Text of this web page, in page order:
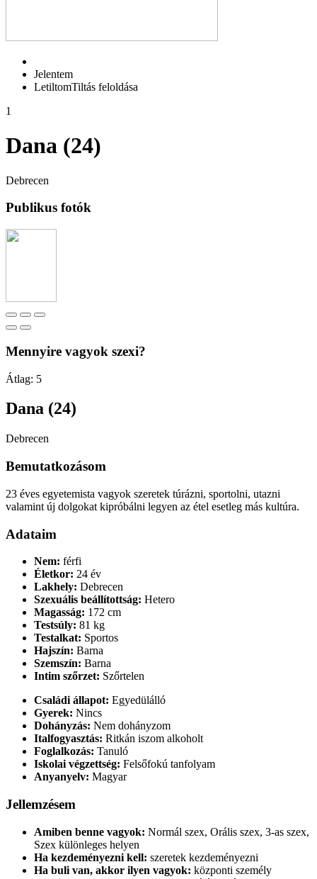
Jelentem
LetiltomTiltás feloldása
1
Dana (24)
Debrecen
Publikus fotók
Mennyire vagyok szexi?
Átlag: 5
Dana (24)
Debrecen
Bemutatkozásom
23 éves egyetemista vagyok szeretek túrázni, sportolni, utazni
valamint új dolgokat kipróbálni legyen az étel esetleg más kultúra.
Adataim
Nem: férfi
Életkor: 24 év
Lakhely: Debrecen
Szexuális beállítottság: Hetero
Magasság: 172 cm
Testsúly: 81 kg
Testalkat: Sportos
Hajszín: Barna
Szemszín: Barna
Intim szőrzet: Szőrtelen
Családi állapot: Egyedülálló
Gyerek: Nincs
Dohányzás: Nem dohányzom
Italfogyasztás: Ritkán iszom alkoholt
Foglalkozás: Tanuló
Iskolai végzettség: Felsőfokú tanfolyam
Anyanyelv: Magyar
Jellemzésem
Amiben benne vagyok: Normál szex, Orális szex, 3-as szex,
Szex különleges helyen
Ha kezdeményezni kell: szeretek kezdeményezni
Ha buli van, akkor ilyen vagyok: központi személy